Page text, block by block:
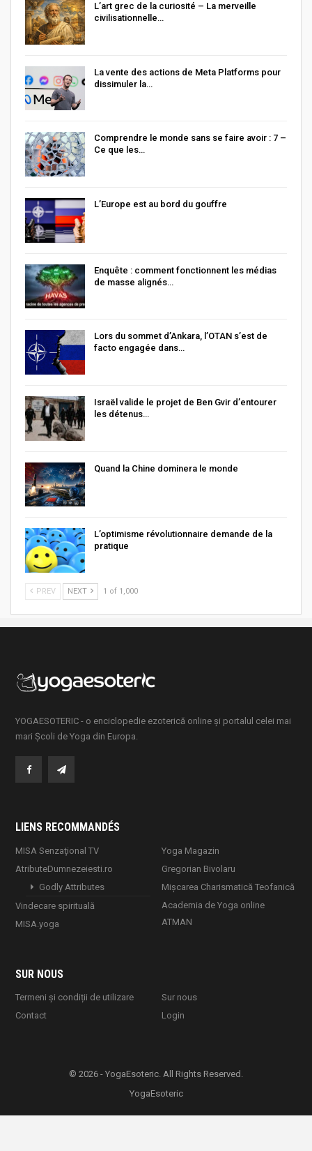
L’art grec de la curiosité – La merveille
civilisationnelle…
La vente des actions de Meta Platforms pour
dissimuler la…
Comprendre le monde sans se faire avoir : 7 –
Ce que les…
L’Europe est au bord du gouffre
Enquête : comment fonctionnent les médias
de masse alignés…
Lors du sommet d’Ankara, l’OTAN s’est de
facto engagée dans…
Israël valide le projet de Ben Gvir d’entourer
les détenus…
Quand la Chine dominera le monde
L’optimisme révolutionnaire demande de la
pratique
PREV NEXT 1 of 1,000
YOGAESOTERIC - o enciclopedie ezoterică online și portalul celei mai
mari Școli de Yoga din Europa.
LIENS RECOMMANDÉS
MISA Senzaţional TV
AtributeDumnezeiesti.ro
Godly Attributes
Vindecare spirituală
MISA.yoga
Yoga Magazin
Gregorian Bivolaru
Mișcarea Charismatică Teofanică
Academia de Yoga online
ATMAN
SUR NOUS
Termeni și condiții de utilizare
Contact
Sur nous
Login
© 2026 - YogaEsoteric. All Rights Reserved.
YogaEsoteric